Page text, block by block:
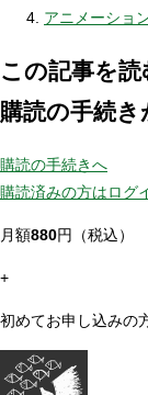
アニメーショ
この記事を読
購読の手続き
購読の手続きへ
購読済みの方はログ
月額880円（税込）
+
初めてお申し込みの